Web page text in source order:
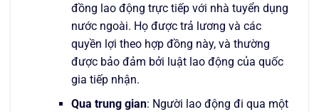
đồng lao động trực tiếp với nhà tuyển dụng
nước ngoài. Họ được trả lương và các
quyền lợi theo hợp đồng này, và thường
được bảo đảm bởi luật lao động của quốc
gia tiếp nhận.
Qua trung gian: Người lao động đi qua một